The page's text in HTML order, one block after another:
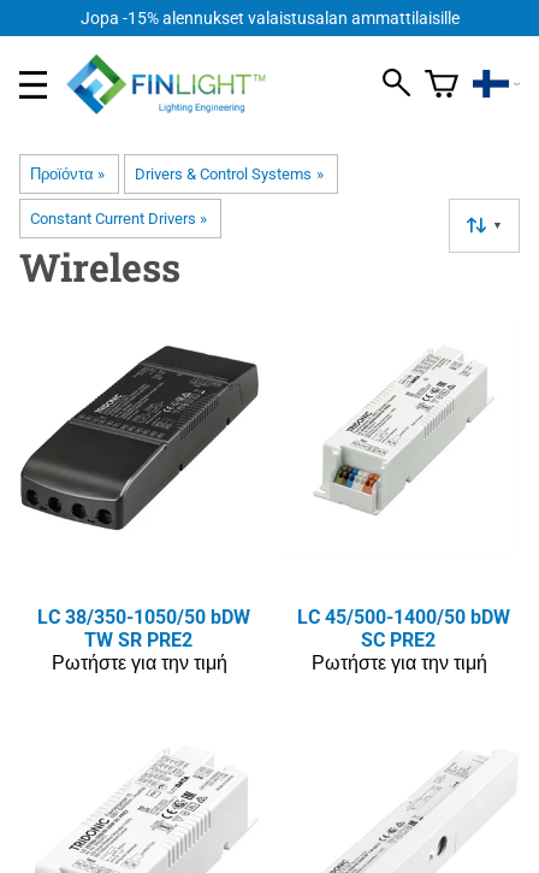
Jopa -15% alennukset valaistusalan ammattilaisille
Προϊόντα ‪» Drivers & Control Systems ‪»
Constant Current Drivers ‪» ▼
Wireless
LC 38/350-1050/50 bDW
TW SR PRE2
Ρωτήστε για την τιμή
LC 45/500-1400/50 bDW
SC PRE2
Ρωτήστε για την τιμή